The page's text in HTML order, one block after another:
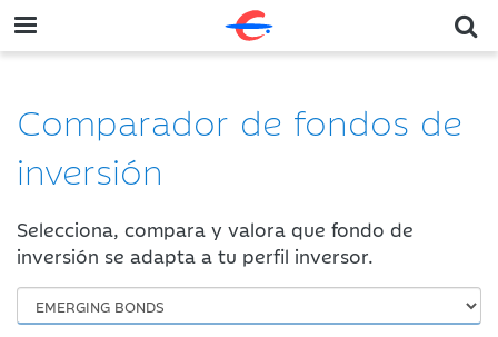
Comparador de fondos de
inversión
Selecciona, compara y valora que fondo de
inversión se adapta a tu perfil inversor.